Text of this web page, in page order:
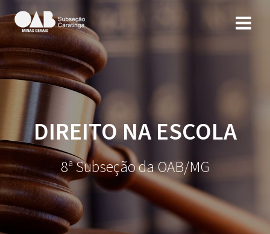
DIREITO NA ESCOLA
8ª Subseção da OAB/MG